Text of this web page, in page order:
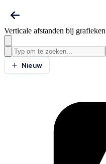
Verticale afstanden bij grafieken
Nieuw